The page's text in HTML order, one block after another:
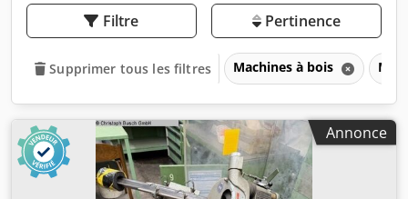
Filtre Pertinence
Supprimer tous les filtres Machines à bois
Annonce